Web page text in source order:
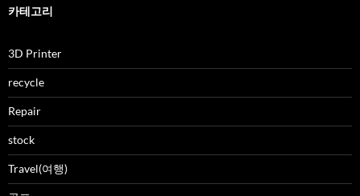
카테고리
3D Printer
recycle
Repair
stock
Travel(여행)